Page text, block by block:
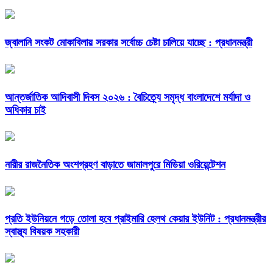
জ্বালানি সংকট মোকাবিলায় সরকার সর্বোচ্চ চেষ্টা চালিয়ে যাচ্ছে : প্রধানমন্ত্রী
আন্তর্জাতিক আদিবাসী দিবস ২০২৬ : বৈচিত্র্যে সমৃদ্ধ বাংলাদেশে মর্যাদা ও
অধিকার চাই
নারীর রাজনৈতিক অংশগ্রহণ বাড়াতে জামালপুরে মিডিয়া ওরিয়েন্টেশন
প্রতি ইউনিয়নে গড়ে তোলা হবে প্রাইমারি হেলথ কেয়ার ইউনিট : প্রধানমন্ত্রীর
স্বাস্থ্য বিষয়ক সহকারী